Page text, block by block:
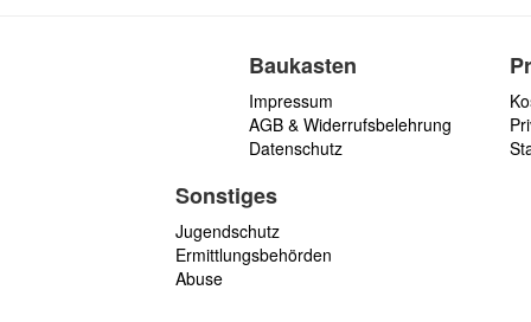
Baukasten
Impressum
AGB & Widerrufsbelehrung
Datenschutz
Sonstiges
Jugendschutz
Ermittlungsbehörden
Abuse